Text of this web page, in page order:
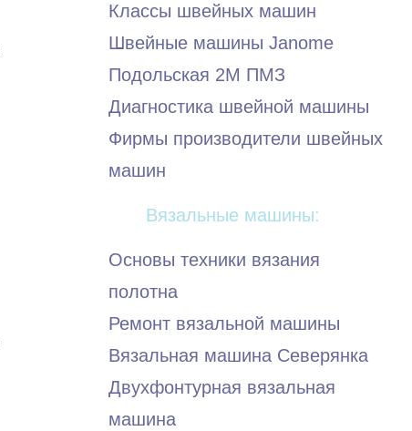
Классы швейных машин
Швейные машины Janome
Подольская 2М ПМЗ
Диагностика швейной машины
Фирмы производители швейных
машин
Вязальные машины:
Основы техники вязания
полотна
Ремонт вязальной машины
Вязальная машина Северянка
Двухфонтурная вязальная
машина